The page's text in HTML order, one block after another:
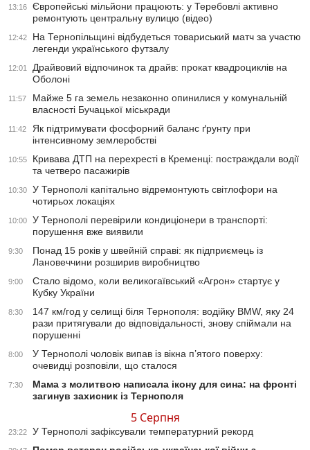
13:16
Європейські мільйони працюють: у Теребовлі активно
ремонтують центральну вулицю (відео)
12:42
На Тернопільщині відбудеться товариський матч за участю
легенди українського футзалу
12:01
Драйвовий відпочинок та драйв: прокат квадроциклів на
Оболоні
11:57
Майже 5 га земель незаконно опинилися у комунальній
власності Бучацької міськради
11:42
Як підтримувати фосфорний баланс ґрунту при
інтенсивному землеробстві
10:55
Кривава ДТП на перехресті в Кременці: постраждали водії
та четверо пасажирів
10:30
У Тернополі капітально відремонтують світлофори на
чотирьох локаціях
10:00
У Тернополі перевірили кондиціонери в транспорті:
порушення вже виявили
9:30
Понад 15 років у швейній справі: як підприємець із
Лановеччини розширив виробництво
9:00
Стало відомо, коли великогаївський «Агрон» стартує у
Кубку України
8:30
147 км/год у селищі біля Тернополя: водійку BMW, яку 24
рази притягували до відповідальності, знову спіймали на
порушенні
8:00
У Тернополі чоловік випав із вікна п’ятого поверху:
очевидці розповіли, що сталося
7:30
Мама з молитвою написала ікону для сина: на фронті
загинув захисник із Тернополя
5 Серпня
23:22 У Тернополі зафіксували температурний рекорд